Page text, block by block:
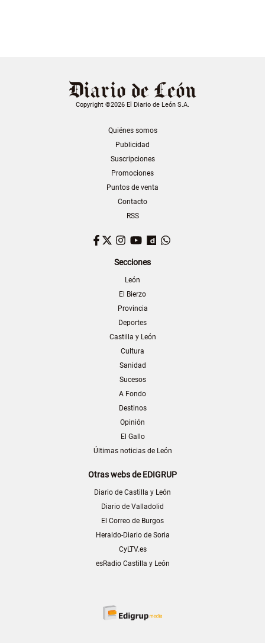
Copyright ©2026 El Diario de León S.A.
Quiénes somos
Publicidad
Suscripciones
Promociones
Puntos de venta
Contacto
RSS
Facebook
TwitterInstagram
YouTubeDailymotion
Secciones
León
El Bierzo
Provincia
Deportes
Castilla y León
Cultura
Sanidad
Sucesos
A Fondo
Destinos
Opinión
El Gallo
Últimas noticias de León
Otras webs de EDIGRUP
Diario de Castilla y León
Diario de Valladolid
El Correo de Burgos
Heraldo-Diario de Soria
CyLTV.es
esRadio Castilla y León